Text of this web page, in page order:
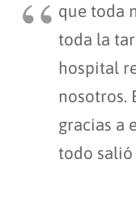
que toda
toda la
hospital
nosotros.
gracias a
todo